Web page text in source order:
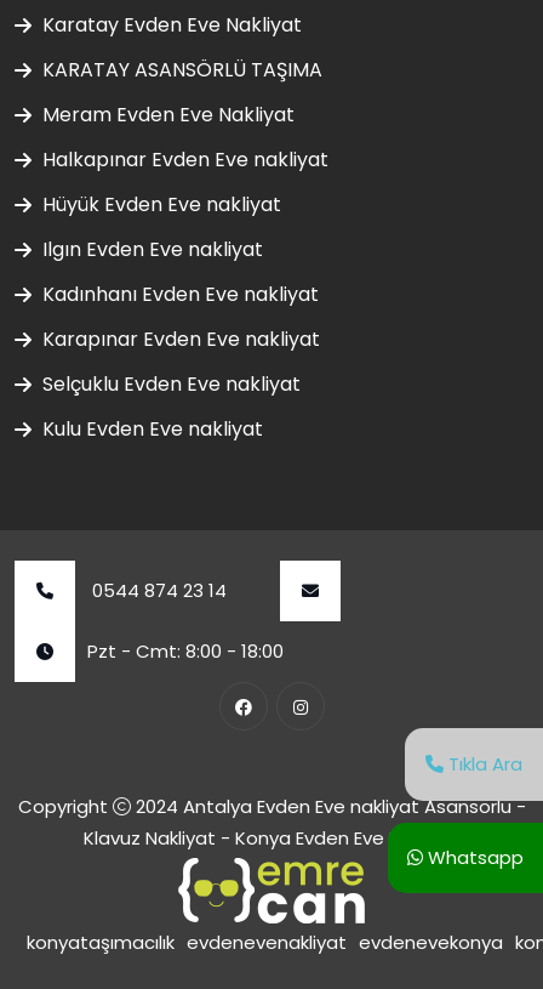
Tıkla Ara
Whatsapp
Karatay Evden Eve Nakliyat
KARATAY ASANSÖRLÜ TAŞIMA
Meram Evden Eve Nakliyat
Halkapınar Evden Eve nakliyat
Hüyük Evden Eve nakliyat
Ilgın Evden Eve nakliyat
Kadınhanı Evden Eve nakliyat
Karapınar Evden Eve nakliyat
Selçuklu Evden Eve nakliyat
Kulu Evden Eve nakliyat
0544 874 23 14
Pzt - Cmt: 8:00 - 18:00
Copyright 2024 Antalya Evden Eve nakliyat Asansörlü -
Klavuz Nakliyat - Konya Evden Eve Nakliyat
konyataşımacılık evdenevenakliyat evdenevekonya